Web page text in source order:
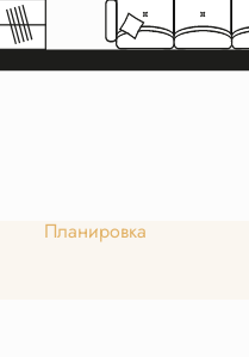
Планировка